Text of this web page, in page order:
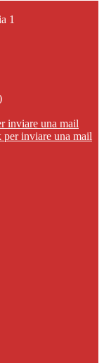
1
inviare una mail
inviare una mail